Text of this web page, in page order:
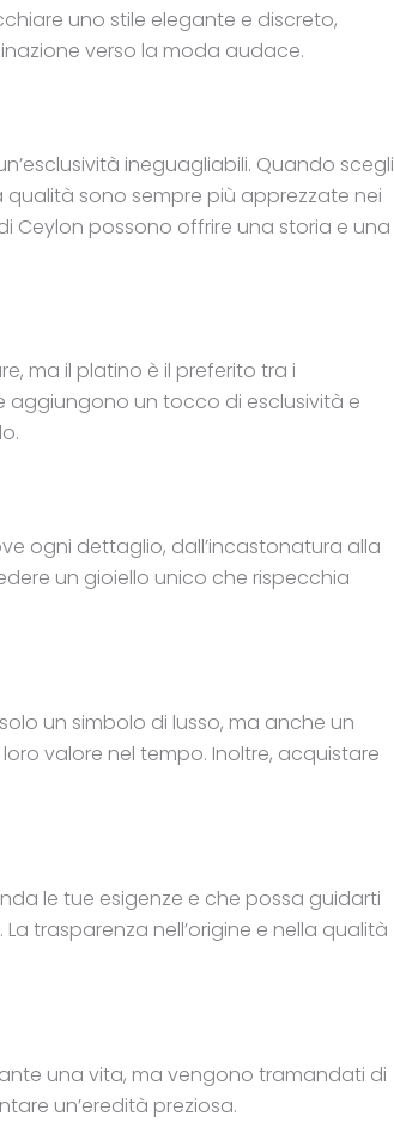
uno stile elegante e discreto,
verso la moda audace.
ineguagliabili. Quando scegli
qualità sono sempre più apprezzate nei
Ceylon possono offrire una storia e una
ma il platino è il preferito tra i
aggiungono un tocco di esclusività e
ogni dettaglio, dall’incastonatura alla
un gioiello unico che rispecchia
un simbolo di lusso, ma anche un
valore nel tempo. Inoltre, acquistare
le tue esigenze e che possa guidarti
trasparenza nell’origine e nella qualità
una vita, ma vengono tramandati di
un’eredità preziosa.